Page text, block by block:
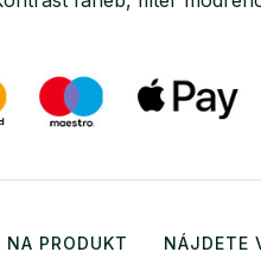
NA PRODUKT
NÁJDETE